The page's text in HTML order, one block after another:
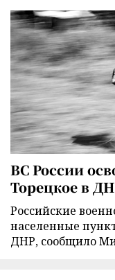
ВС России
Торецкое в
Российские
населенные
ДНР, сообщило